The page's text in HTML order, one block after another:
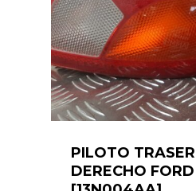
PILOTO
DERECHO